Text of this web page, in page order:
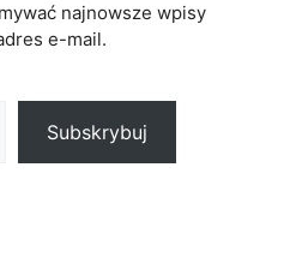
najnowsze wpisy
e-mail.
Subskrybuj